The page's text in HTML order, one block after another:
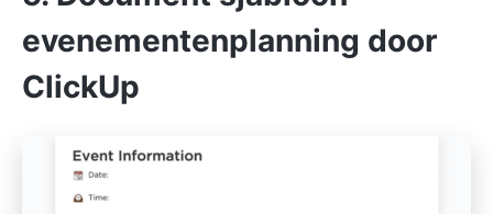
evenementenplanning door
ClickUp